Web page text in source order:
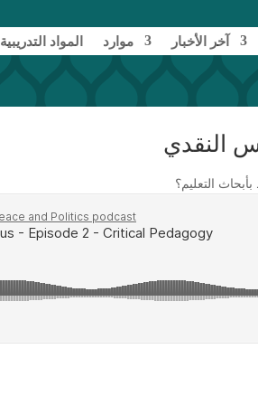
آخر الأخبار موارد المواد التدريبية
التعليم؟